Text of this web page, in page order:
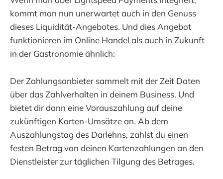
kommt man nun unerwartet auch in den Genuss
dieses Liquidität-Angebotes. Und dies Angebot
funktionieren im Online Handel als auch in Zukunft
in der Gastronomie ähnlich:
Der Zahlungsanbieter sammelt mit der Zeit Daten
über das Zahlverhalten in deinem Business. Und
bietet dir dann eine Vorauszahlung auf deine
zukünftigen Karten-Umsätze an. Ab dem
Auszahlungstag des Darlehns, zahlst du einen
festen Betrag von deinen Kartenzahlungen an den
Dienstleister zur täglichen Tilgung des Betrages.